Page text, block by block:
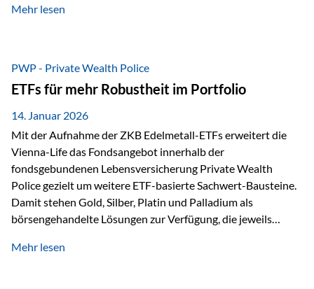
Wealth Police der Vienna-Life lassen sich beide Ansätze
Risikostreuung, Inflationsrobustheit und Stabilisierung. 1)
Die Philosophiefrage: breit oder bewusst? Global investieren
bedeutet: Das Portfolio bildet die Weltmärkte möglichst
breit ab, ohne die…
Mehr lesen
PWP - Private Wealth Police
ETFs für mehr Robustheit im Portfolio
14. Januar 2026
Mit der Aufnahme der ZKB Edelmetall-ETFs erweitert die
Vienna-Life das Fondsangebot innerhalb der
fondsgebundenen Lebensversicherung Private Wealth
Police gezielt um weitere ETF-basierte Sachwert-Bausteine.
Damit stehen Gold, Silber, Platin und Palladium als
börsengehandelte Lösungen zur Verfügung, die jeweils
dabei nicht auf einzelnen Marktmeinungen, sondern auf
Mehr lesen